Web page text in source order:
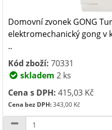
Domovní zvonek GONG
elektromechanický gong v
..
Kód zboží: 70331
skladem 2 ks
Cena s DPH: 415,03 Kč
Cena bez DPH:343,00 Kč